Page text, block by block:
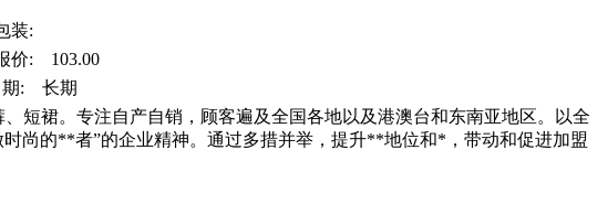
装:
价: 103.00
期: 长期
短裙。专注自产自销，顾客遍及全国各地以及港澳台和东南亚地区。以全
尚的**者”的企业精神。通过多措并举，提升**地位和*，带动和促进加盟